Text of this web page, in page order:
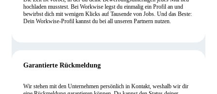
hochladen musstest. Bei Workwise legst du einmalig ein Profil an und
bewirbst dich mit wenigen Klicks auf Tausende von Jobs. Und das Beste:
Dein Workwise-Profil kannst du bei all unseren Partnern nutzen.
Garantierte Rückmeldung
Wir stehen mit den Unternehmen persönlich in Kontakt, weshalb wir dir